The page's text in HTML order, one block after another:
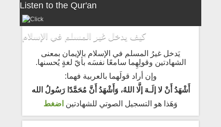
Listen to the Qur'an
كيف يدخل غير المسلم في الإسلام
يَدخل غيرُ المسلم في الإسلام بالإيمان بمعنى
الشهادتين وقولِهِما سامعًا نفسَه بأيّ لغةٍ يُحسنها.
وإن أراد قولَهما بالعربية فهما:
أَشْهَدُ أَنْ لا إلَـهَ إلَّا اللهُ، وَأَشْهَدُ أَنَّ مُحَمَّدًا رَسُولُ الله
وَهَذا هو التسجيل الصوتي للشهادتين اضغط